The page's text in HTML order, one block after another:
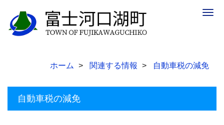
ホーム 関連する情報 自動車税の減免
自動車税の減免